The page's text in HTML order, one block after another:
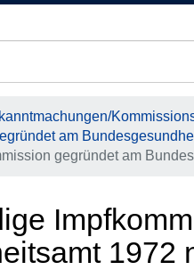
am
gegründet am
1972